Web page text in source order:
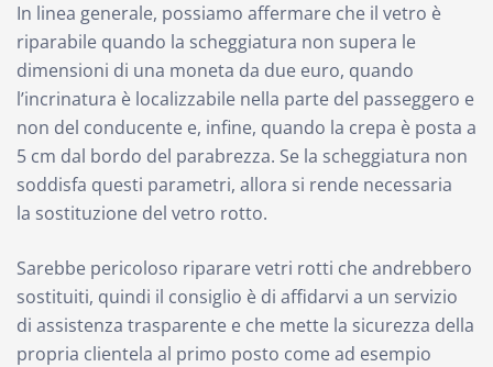
In linea generale, possiamo affermare che il vetro è
riparabile quando la scheggiatura non supera le
dimensioni di una moneta da due euro, quando
l’incrinatura è localizzabile nella parte del passeggero e
non del conducente e, infine, quando la crepa è posta a
5 cm dal bordo del parabrezza. Se la scheggiatura non
soddisfa questi parametri, allora si rende necessaria
la sostituzione del vetro rotto.
Sarebbe pericoloso riparare vetri rotti che andrebbero
sostituiti, quindi il consiglio è di affidarvi a un servizio
di assistenza trasparente e che mette la sicurezza della
propria clientela al primo posto come ad esempio